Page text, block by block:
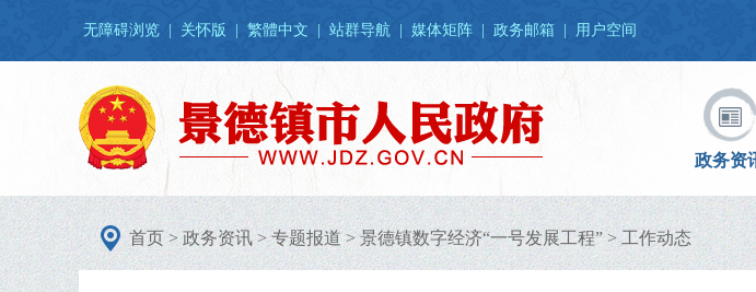
无障碍浏览 关怀版 繁體中文 站群导航 媒体矩阵 政务邮箱 用户空间
政务资
首页>政务资讯>专题报道>景德镇数字经济“一号发展工程”>工作动态